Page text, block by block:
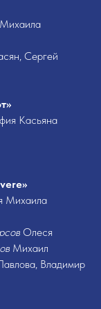
Сергей
Касьяна
Михаила
Олеся
Михаил
Владимир